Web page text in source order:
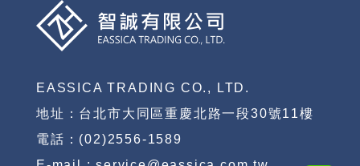
EASSICA TRADING CO., LTD.
地址：台北市大同區重慶北路一段30號11樓
電話：(02)2556-1589